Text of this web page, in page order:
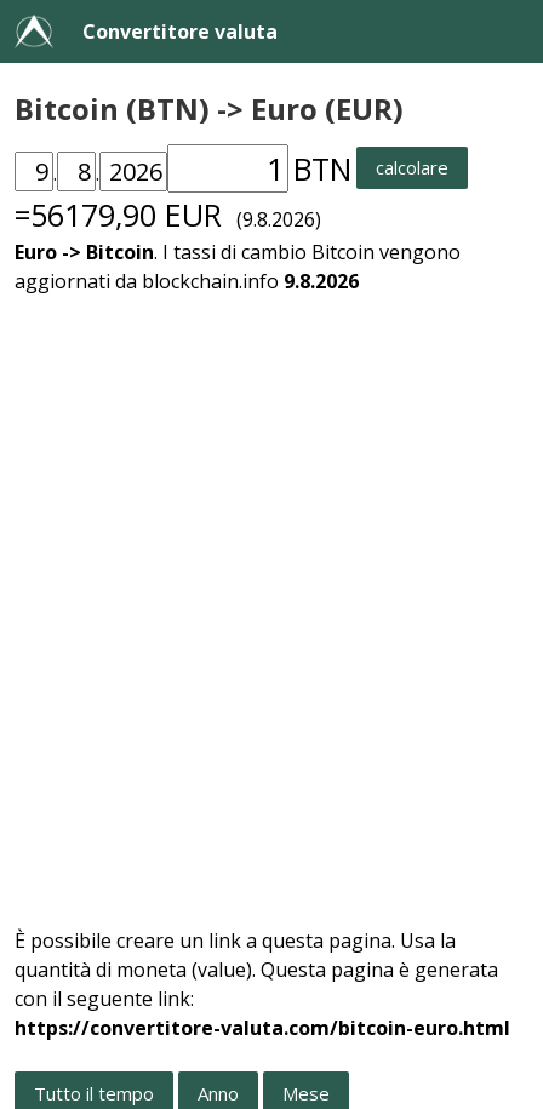
Convertitore valuta
Bitcoin (BTN) -> Euro (EUR)
. . BTN calcolare
=56179,90 EUR (9.8.2026)
Euro -> Bitcoin. I tassi di cambio Bitcoin vengono
aggiornati da blockchain.info 9.8.2026
È possibile creare un link a questa pagina. Usa la
quantità di moneta (value). Questa pagina è generata
con il seguente link:
https://convertitore-valuta.com/bitcoin-euro.html
Tutto il tempo Anno Mese